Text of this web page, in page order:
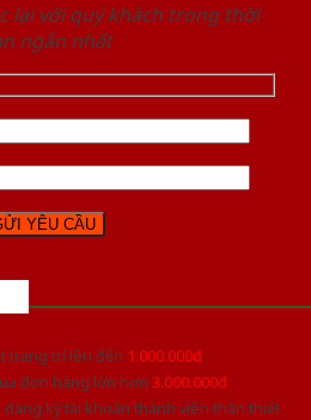
lại với quý khách trong thời
ngắn nhất
trang trí lên đến 1.000.000đ
đơn hàng lớn hơn 3.000.000đ
ký tài khoản thành viên thân thiết